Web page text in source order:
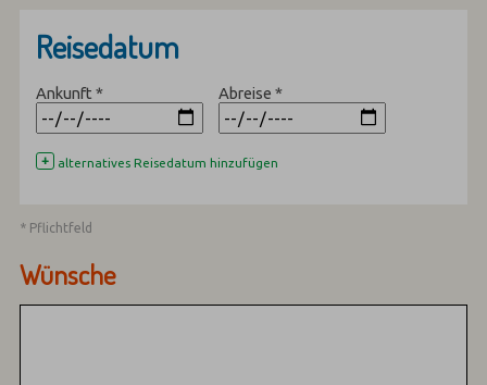
Reisedatum
Ankunft* Abreise*
+ alternatives Reisedatum hinzufügen
* Pflichtfeld
Wünsche